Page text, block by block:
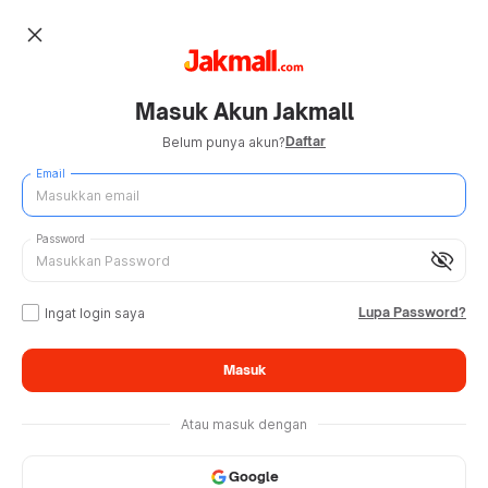
close
Masuk Akun Jakmall
Belum punya akun?Daftar
Email
visibility_off
Password
Ingat login saya Lupa Password?
Masuk
Atau masuk dengan
Google